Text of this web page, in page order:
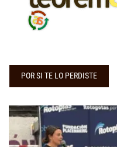
POR SI TE LO PERDISTE